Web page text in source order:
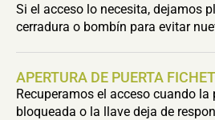
Si el acceso lo necesita, dejamos
cerradura o bombín para evitar
APERTURA DE PUERTA FICHET
Recuperamos el acceso cuando la
bloqueada o la llave deja de